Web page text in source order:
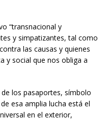
“transnacional y
y simpatizantes, tal como
las causas y quienes
y social que nos obliga a
los pasaportes, símbolo
esa amplia lucha está el
en el exterior,